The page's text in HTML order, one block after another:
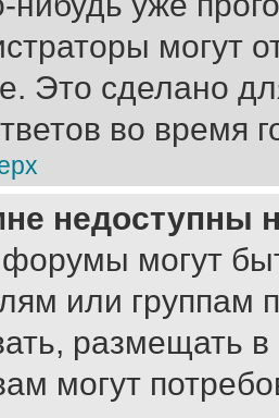
могут
Это сделано
во время
недоступны
могут
или группам
размещать
могут